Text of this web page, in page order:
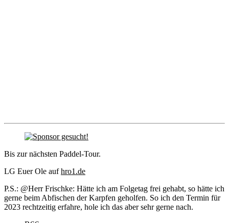
Bis zur nächsten Paddel-Tour.
LG Euer Ole aufhro1.de
P.S.: @Herr Frischke: Hätte ich am Folgetag frei gehabt, so hätte ich
gerne beim Abfischen der Karpfen geholfen. So ich den Termin für
2023 rechtzeitig erfahre, hole ich das aber sehr gerne nach.